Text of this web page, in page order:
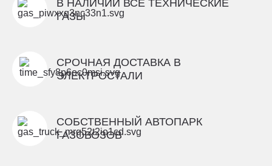
В НАЛИЧИИ ВСЕ ТЕХНИЧЕСКИЕ
ГАЗЫ
СРОЧНАЯ ДОСТАВКА В
ЭЛЕКТРОСТАЛИ
СОБСТВЕННЫЙ АВТОПАРК
ГАЗОВОЗОВ